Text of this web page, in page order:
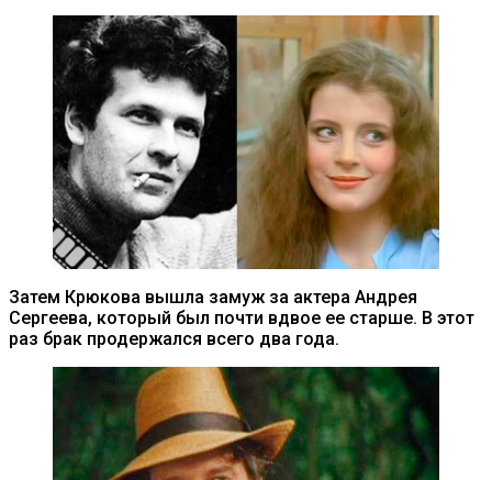
Затем Крюкова вышла замуж за актера Андрея
Сергеева, который был почти вдвое ее старше. В этот
раз брак продержался всего два года.